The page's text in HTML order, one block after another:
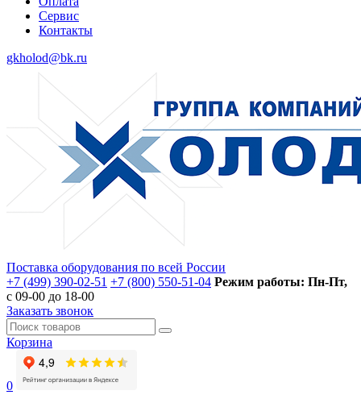
Сервис
Контакты
gkholod@bk.ru
Поставка оборудования по всей России
+7 (499) 390-02-51 +7 (800) 550-51-04 Режим работы: Пн-Пт,
с 09-00 до 18-00
Заказать звонок
Корзина
0